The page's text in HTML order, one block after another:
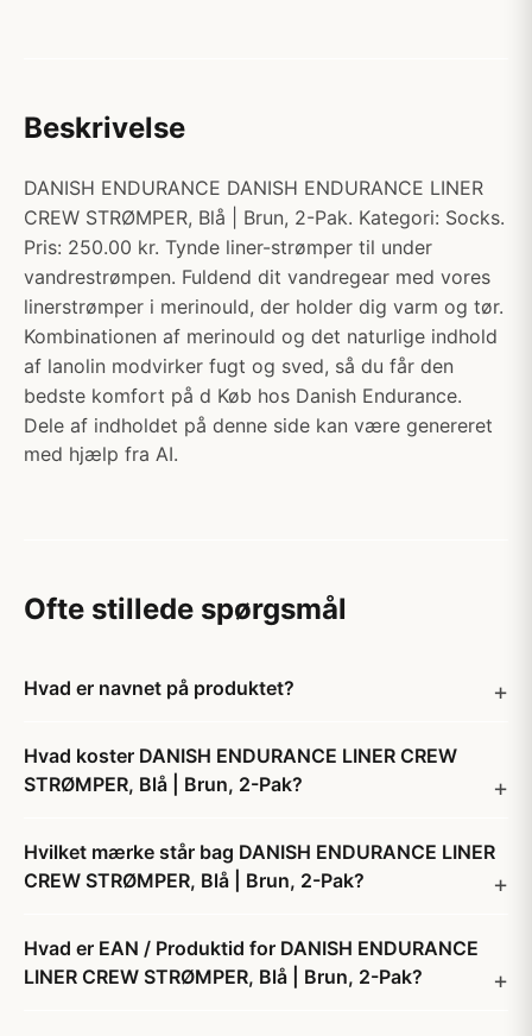
Beskrivelse
DANISH ENDURANCE DANISH ENDURANCE LINER
CREW STRØMPER, Blå | Brun, 2-Pak. Kategori: Socks.
Pris: 250.00 kr. Tynde liner-strømper til under
vandrestrømpen. Fuldend dit vandregear med vores
linerstrømper i merinould, der holder dig varm og tør.
Kombinationen af merinould og det naturlige indhold
af lanolin modvirker fugt og sved, så du får den
bedste komfort på d Køb hos Danish Endurance.
Dele af indholdet på denne side kan være genereret
med hjælp fra AI.
Ofte stillede spørgsmål
Hvad er navnet på produktet?
Hvad koster DANISH ENDURANCE LINER CREW
STRØMPER, Blå | Brun, 2-Pak?
Hvilket mærke står bag DANISH ENDURANCE LINER
CREW STRØMPER, Blå | Brun, 2-Pak?
Hvad er EAN / Produktid for DANISH ENDURANCE
LINER CREW STRØMPER, Blå | Brun, 2-Pak?